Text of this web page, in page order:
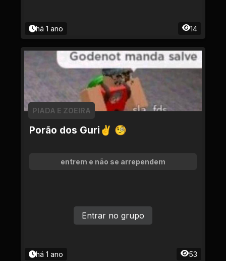
há 1 ano 14
Porão dos Guri✌ 🧐
PIADA E ZOEIRA
entrem e não se arrependem
há 1 ano 53
Entrar no grupo